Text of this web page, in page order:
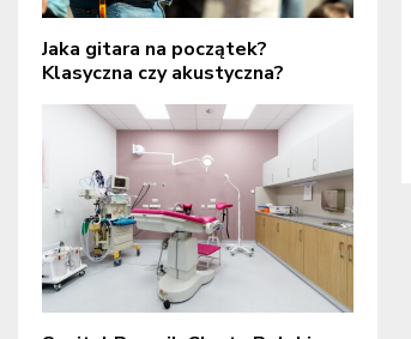
Jaka gitara na początek?
Klasyczna czy akustyczna?